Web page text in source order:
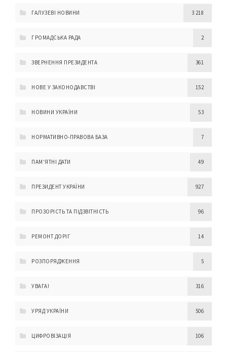
ГАЛУЗЕВІ НОВИНИ 3 218
ГРОМАДСЬКА РАДА 2
ЗВЕРНЕННЯ ПРЕЗИДЕНТА 361
НОВЕ У ЗАКОНОДАВСТВІ 152
НОВИНИ УКРАЇНИ 53
НОРМАТИВНО-ПРАВОВА БАЗА 7
ПАМ'ЯТНІ ДАТИ 49
ПРЕЗИДЕНТ УКРАЇНИ 927
ПРОЗОРІСТЬ ТА ПІДЗВІТНІСТЬ 96
РЕМОНТ ДОРІГ 14
РОЗПОРЯДЖЕННЯ 5
УВАГА! 316
УРЯД УКРАЇНИ 506
ЦИФРОВІЗАЦІЯ 106